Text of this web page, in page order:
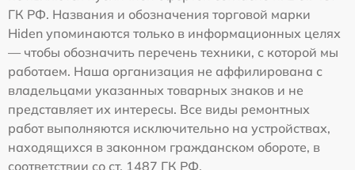
ГК РФ. Названия и обозначения торговой марки
Hiden упоминаются только в информационных целях
— чтобы обозначить перечень техники, с которой мы
работаем. Наша организация не аффилирована с
владельцами указанных товарных знаков и не
представляет их интересы. Все виды ремонтных
работ выполняются исключительно на устройствах,
находящихся в законном гражданском обороте, в
соответствии со ст. 1487 ГК РФ.